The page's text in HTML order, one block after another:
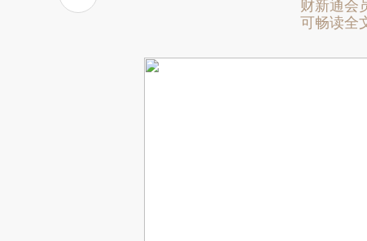
财新通会
可畅读全